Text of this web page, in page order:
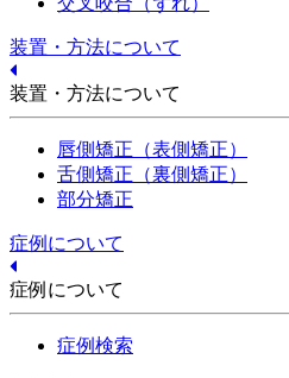
装置・方法について
装置・方法について
唇側矯正（表側矯正）
舌側矯正（裏側矯正）
部分矯正
症例について
症例について
症例検索